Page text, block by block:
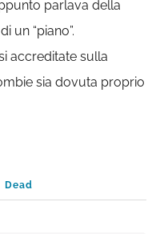
parlava della
un “piano”.
accreditate sulla
sia dovuta proprio
Dead